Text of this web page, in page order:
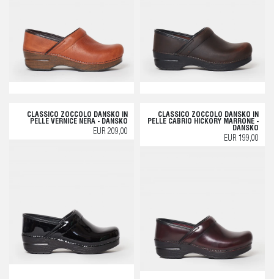
CLASSICO ZOCCOLO DANSKO IN
PELLE VERNICE NERA - DANSKO
EUR 209,00
CLASSICO ZOCCOLO DANSKO IN
PELLE CABRIO HICKORY MARRONE -
DANSKO
EUR 199,00